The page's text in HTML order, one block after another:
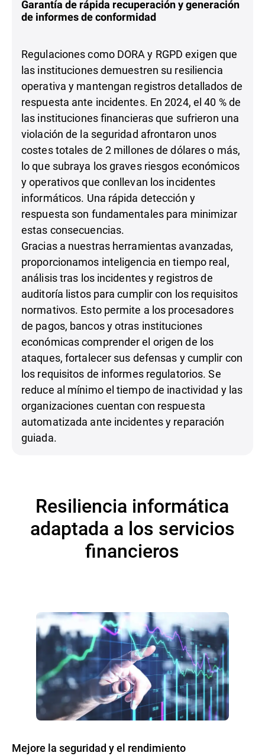
Garantía de rápida recuperación y generación
de informes de conformidad
Regulaciones como DORA y RGPD exigen que
las instituciones demuestren su resiliencia
operativa y mantengan registros detallados de
respuesta ante incidentes. En 2024, el 40 % de
las instituciones financieras que sufrieron una
violación de la seguridad afrontaron unos
costes totales de 2 millones de dólares o más,
lo que subraya los graves riesgos económicos
y operativos que conllevan los incidentes
informáticos. Una rápida detección y
respuesta son fundamentales para minimizar
estas consecuencias.
Gracias a nuestras herramientas avanzadas,
proporcionamos inteligencia en tiempo real,
análisis tras los incidentes y registros de
auditoría listos para cumplir con los requisitos
normativos. Esto permite a los procesadores
de pagos, bancos y otras instituciones
económicas comprender el origen de los
ataques, fortalecer sus defensas y cumplir con
los requisitos de informes regulatorios. Se
reduce al mínimo el tiempo de inactividad y las
organizaciones cuentan con respuesta
automatizada ante incidentes y reparación
guiada.
Resiliencia informática
adaptada a los servicios
financieros
Mejore la seguridad y el rendimiento